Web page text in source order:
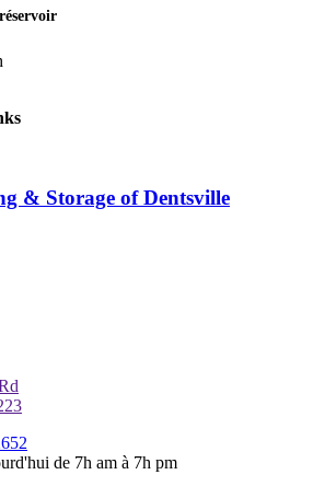
& Storage of Dentsville
de 7h am à 7h pm